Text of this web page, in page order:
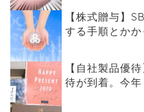
【株式贈与】
する手順とか
【自社製品優
待が到着。今